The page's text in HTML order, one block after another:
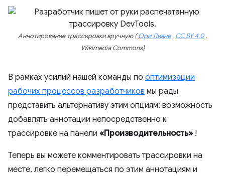
Аннотирование трассировки вручную (Ори Ливне, CC BY 4.0,
Wikimedia Commons)
В рамках усилий нашей команды по оптимизации
рабочих процессов разработчиков мы рады
представить альтернативу этим опциям: возможность
добавлять аннотации непосредственно к
трассировке на панели «Производительность» !
Теперь вы можете комментировать трассировки на
месте, легко перемещаться по этим аннотациям и